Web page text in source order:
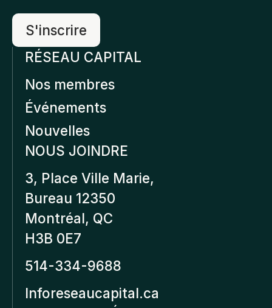
RÉSEAU CAPITAL
Nos membres
Événements
Nouvelles
NOUS JOINDRE
3, Place Ville Marie,
Bureau 12350
Montréal, QC
H3B 0E7
514-334-9688
Inforeseaucapital.ca